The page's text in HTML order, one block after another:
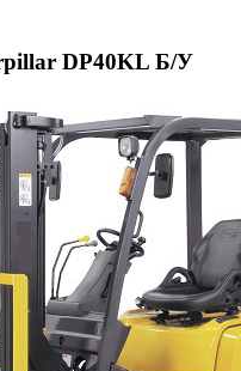
DP40KL Б/У